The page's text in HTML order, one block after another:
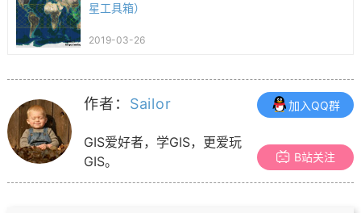
星工具箱）
2019-03-26
作者： Sailor
GIS爱好者，学GIS，更爱玩
GIS。
加入QQ群
B站关注